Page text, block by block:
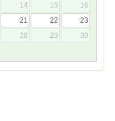
14 15
16
21 22
23
28 29
30